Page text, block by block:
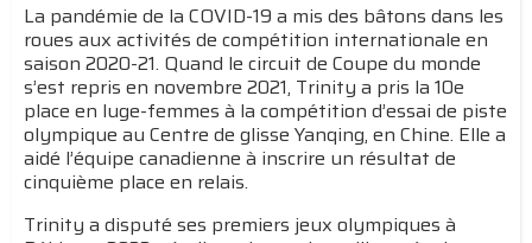
La pandémie de la COVID-19 a mis des bâtons dans les
roues aux activités de compétition internationale en
saison 2020-21. Quand le circuit de Coupe du monde
s’est repris en novembre 2021, Trinity a pris la 10e
place en luge-femmes à la compétition d’essai de piste
olympique au Centre de glisse Yanqing, en Chine. Elle a
aidé l’équipe canadienne à inscrire un résultat de
cinquième place en relais.
Trinity a disputé ses premiers jeux olympiques à